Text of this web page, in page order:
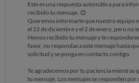
SOLICITO, se me abonen los 45 euros
devoluciones
Sin otro particular, quedo a la espera de sus
Este es una respuesta automática para
recibido tu mensaje. 😊
Queremos informarte que nuestro equipo
el 22 de diciembre y el 2 de enero, pero no
Hemos recibido tu mensaje y te
favor, no respondas a este mensaje hasta
solicitud y se ponga en contacto contigo.
Te agradecemos por tu paciencia mientras
tu mensaje. Los mensajes se responden